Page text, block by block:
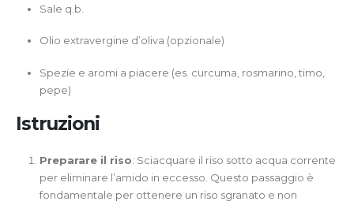
Sale q.b.
Olio extravergine d’oliva (opzionale)
Spezie e aromi a piacere (es. curcuma, rosmarino, timo,
pepe)
Istruzioni
Preparare il riso: Sciacquare il riso sotto acqua corrente
per eliminare l’amido in eccesso. Questo passaggio è
fondamentale per ottenere un riso sgranato e non